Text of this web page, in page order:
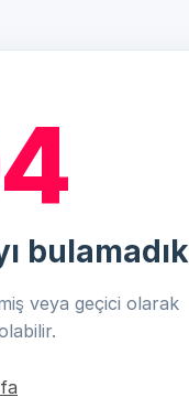
bulamadık
veya geçici olarak